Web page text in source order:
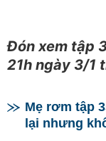
Đón xem tập
21h ngày 3/1
Mẹ rơm tập
lại nhưng